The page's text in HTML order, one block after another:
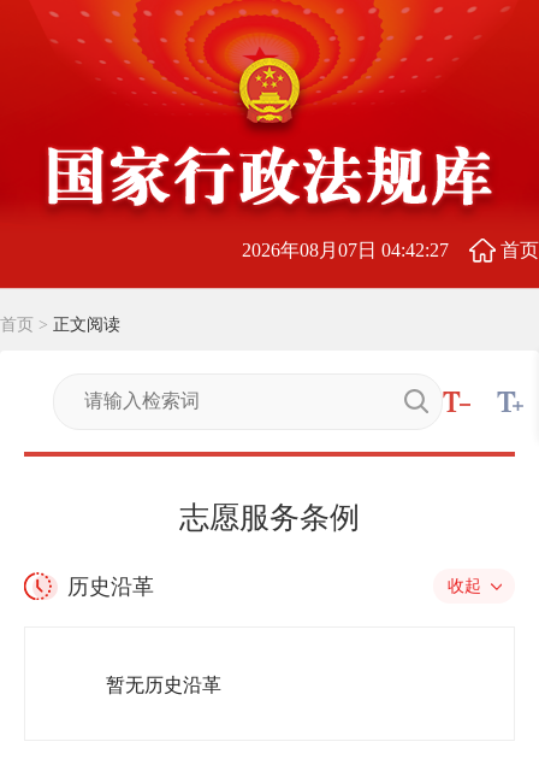
2026年08月07日 04:42:28 首页
首页 > 正文阅读
志愿服务条例
历史沿革 收起
暂无历史沿革